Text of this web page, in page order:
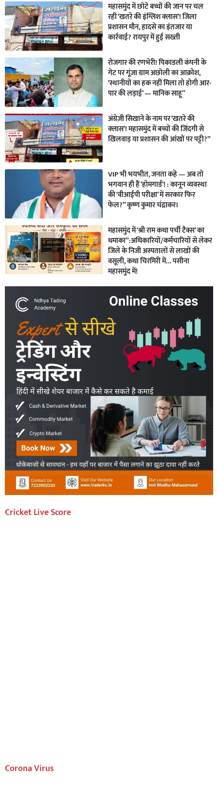
महासमुंद में छोटे बच्चों की जान पर चल
रही ‘खतरे की इंग्लिश क्लास’! जिला
प्रशासन मौन, हादसे का इंतजार या
कार्रवाई? रायपुर में हुई सख्ती
रोजगार की रणभेरी! पिकाडली कंपनी के
गेट पर गूंजा ग्राम अछोली का आक्रोश,
‘स्थानीयों का हक नहीं मिला तो होगी आर-
पार की लड़ाई’ — मानिक साहू”
अंग्रेज़ी सिखाने के नाम पर ‘खतरे की
क्लास’! महासमुंद में बच्चों की जिंदगी से
खिलवाड़ या प्रशासन की आंखों पर पट्टी?”
VIP भी भयभीत, जनता कहे — अब तो
भगवान ही हैं ‘होमगार्ड’! : कानून व्यवस्था
की ‘वीआईपी परीक्षा’ में सरकार फिर
फेल?” कृष्ण कुमार चंद्राकर।
महासमुंद में ‘श्री राम कथा पर्ची टैक्स’ का
धमाका”:अधिकारियों/कर्मचारियों से लेकर
जिले के निजी अस्पतालों से लाखों की
वसूली, कथा चिरमिरी में… पसीना
महासमुंद में!
Cricket Live Score
Corona Virus